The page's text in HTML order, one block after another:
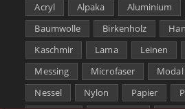
Acryl Alpaka Aluminium
Baumwolle
Birkenholz
Kaschmir
Lama Leinen
Messing
Microfaser Modal
Nessel
Nylon Papier